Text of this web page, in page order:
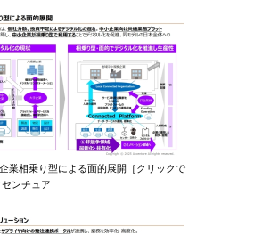
業相乗り型による面的展開［クリックで
ンチュア